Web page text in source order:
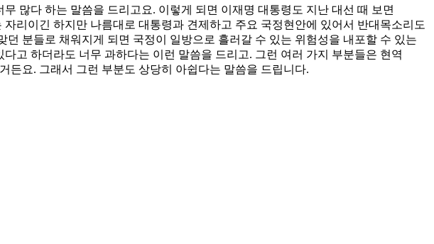
많다 하는 말씀을 드리고요. 이렇게 되면 이재명 대통령도 지난 대선 때 보면
리이긴 하지만 나름대로 대통령과 견제하고 주요 국정현안에 있어서 반대목소리도
분들로 채워지게 되면 국정이 일방으로 흘러갈 수 있는 위험성을 내포할 수 있는
고 하더라도 너무 과하다는 이런 말씀을 드리고. 그런 여러 가지 부분들은 현역
든요. 그래서 그런 부분도 상당히 아쉽다는 말씀을 드립니다.